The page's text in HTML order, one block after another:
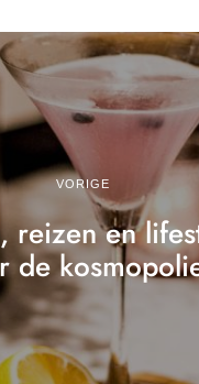
VORIGE
reizen en
de